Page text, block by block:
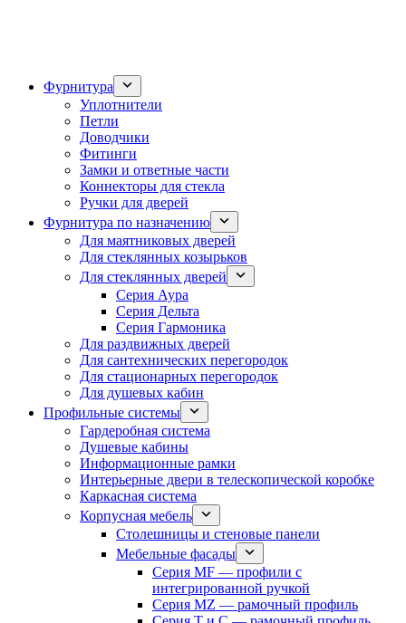
Фурнитура
Уплотнители
Петли
Доводчики
Фитинги
Замки и ответные части
Коннекторы для стекла
Ручки для дверей
Фурнитура по назначению
Для маятниковых дверей
Для стеклянных козырьков
Для стеклянных дверей
Серия Аура
Серия Дельта
Серия Гармоника
Для раздвижных дверей
Для сантехнических перегородок
Для стационарных перегородок
Для душевых кабин
Профильные системы
Гардеробная система
Душевые кабины
Информационные рамки
Интерьерные двери в телескопической коробке
Каркасная система
Корпусная мебель
Столешницы и стеновые панели
Мебельные фасады
Серия MF — профили с
интегрированной ручкой
Серия MZ — рамочный профиль